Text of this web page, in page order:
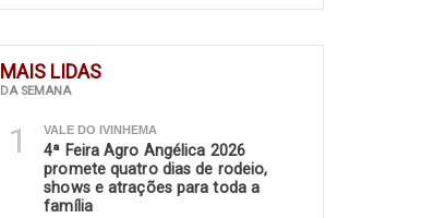
MAIS LIDAS
DA SEMANA
1 VALE DO IVINHEMA
4ª Feira Agro Angélica 2026
promete quatro dias de rodeio,
shows e atrações para toda a
família